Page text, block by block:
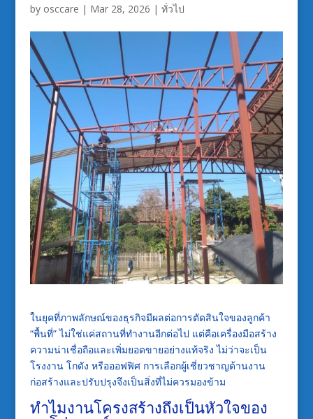
by osccare | Mar 28, 2026 | ทั่วไป
ในยุคที่ภาพลักษณ์ของธุรกิจมีผลต่อการตัดสินใจของลูกค้า
“พื้นที่” ไม่ใช่แค่สถานที่ทำงานอีกต่อไป แต่คือเครื่องมือสร้าง
ความน่าเชื่อถือและเพิ่มยอดขายอย่างแท้จริง ไม่ว่าจะเป็น
โรงงาน โกดัง หรือออฟฟิศ การเลือกผู้เชี่ยวชาญด้านงาน
ก่อสร้างและปรับปรุงจึงเป็นสิ่งที่ไม่ควรมองข้าม
ทำไมงานโครงสร้างถึงเป็นหัวใจของ